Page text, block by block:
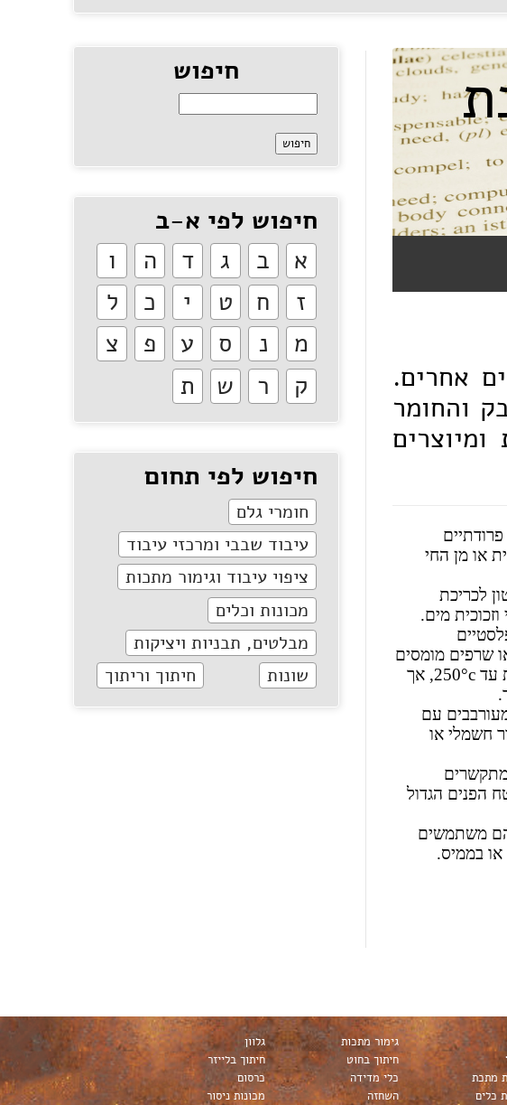
אחרים.
והחומר
או מן החי
לכריכת
מים.
שרפים מומסים
במים ואינם עמידים בטמפרטורות נמוכות או וגבוהות מאד. דבקים תרמוסטטים עמידים בטמפרטורות עד 250°c, אך
עם
חשמלי או
מתקשרים
הפנים הגדול
הם משתמשים
או בממיס.
חיפוש
חיפוש לפי א-ב
א ב ג ד ה
ו
ז
ח ט י כ
ל
מ
נ ס ע פ
צ
ק
ר ש ת
חיפוש לפי תחום
חומרי גלם
עיבוד שבבי ומרכזי עיבוד
ציפוי עיבוד וגימור מתכות
מכונות וכלים
מבלטים, תבניות ויציקות
שונות
חיתוך וריתוך
גימור מתכות
גלוון
חיתוך בחוט
חיתוך בלייזר
מתכת כלי מדידה
כרסום
כלים השחזה מכונות ניסור